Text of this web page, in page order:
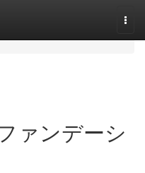
ァンデーシ